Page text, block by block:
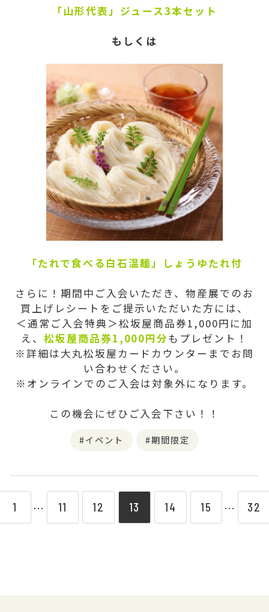
「山形代表」ジュース3本セット
もしくは
「たれで食べる白石温麺」しょうゆたれ付
さらに！期間中ご入会いただき、物産展でのお
買上げレシートをご提示いただいた方には、
＜通常ご入会特典＞松坂屋商品券1,000円に加
え、 松坂屋商品券1,000円分もプレゼント！
※詳細は大丸松坂屋カードカウンターまでお問
い合わせください。
※オンラインでのご入会は対象外になります。
この機会にぜひご入会下さい！！
イベント 期間限定
1 ⋯ 11 12 13 14 15 ⋯ 32